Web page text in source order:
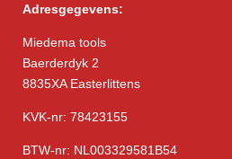
Adresgegevens:
Miedema tools
Baerderdyk 2
8835XA Easterlittens
KVK-nr: 78423155
BTW-nr: NL003329581B54